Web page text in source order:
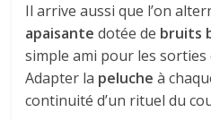
Il arrive aussi que l’on
apaisante dotée de bruits
simple ami pour les
Adapter la peluche à
continuité d’un rituel du